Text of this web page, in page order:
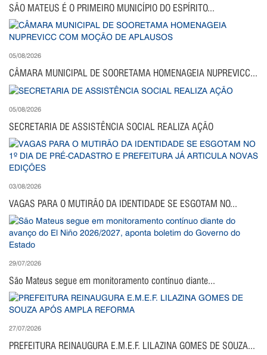
SÃO MATEUS É O PRIMEIRO MUNICÍPIO DO ESPÍRITO...
05/08/2026
CÂMARA MUNICIPAL DE SOORETAMA HOMENAGEIA NUPREVICC...
05/08/2026
SECRETARIA DE ASSISTÊNCIA SOCIAL REALIZA AÇÃO
03/08/2026
VAGAS PARA O MUTIRÃO DA IDENTIDADE SE ESGOTAM NO...
29/07/2026
São Mateus segue em monitoramento contínuo diante...
27/07/2026
PREFEITURA REINAUGURA E.M.E.F. LILAZINA GOMES DE SOUZA...